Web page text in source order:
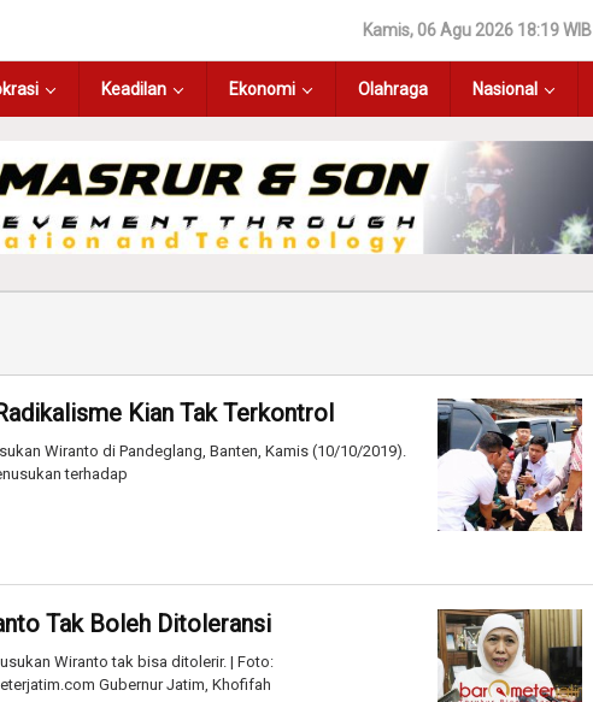
Kamis, 06 Agu 2026 18:19 WIB
Keadilan Ekonomi Olahraga Nasional
Kian Tak Terkontrol
Wiranto di Pandeglang, Banten, Kamis (10/10/2019).
terhadap
Tak Boleh Ditoleransi
Wiranto tak bisa ditolerir. | Foto:
Gubernur Jatim, Khofifah